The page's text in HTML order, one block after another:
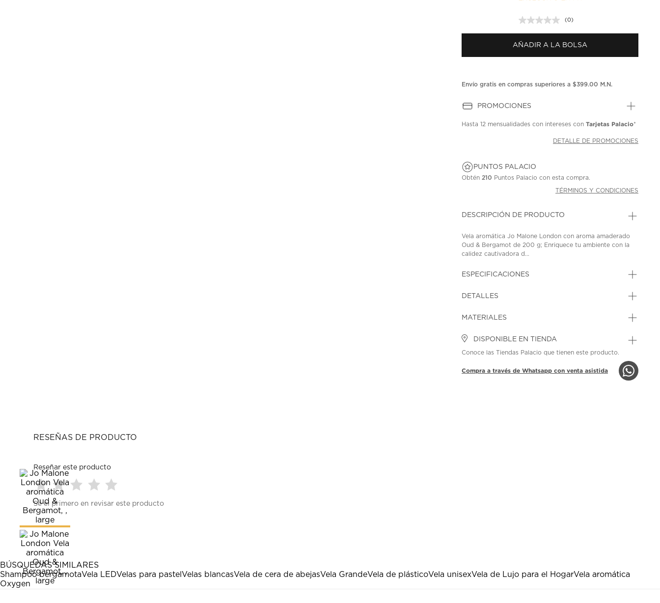
Sin
puntuación.
en
la
(0)
AÑADIR A LA BOLSA
Envío gratis en compras superiores a $399.00 M.N.
PROMOCIONES
Hasta12 mensualidades con intereses conTarjetas Palacio*
DETALLE DE PROMOCIONES
PUNTOS PALACIO
Obtén 210 Puntos Palacio con esta compra.
TÉRMINOS Y CONDICIONES
DESCRIPCIÓN DE PRODUCTO
Vela aromática Jo Malone London con aroma amaderado
Oud & Bergamot de 200 g; Enriquece tu ambiente con la
calidez cautivadora d...
ESPECIFICACIONES
DETALLES
MATERIALES
DISPONIBLE EN TIENDA
Conoce las Tiendas Palacio que tienen este producto.
Compra a través de Whatsapp con venta asistida
RESEÑAS DE PRODUCTO
Reseñar este producto
Seleccionar
para
calificar
el
artículo
con
1
estrella
Esta
acción
Seleccionar
para
calificar
el
artículo
con
2
estrellas.
Esta
acción
para
el
artículo
con
estrellas.
Esta
acción
para
estrellas.
Esta
acción
para
Esta
acción
Sé el primero en revisar este producto
BÚSQUEDAS SIMILARES
Shampoo bergamotaVela LEDVelas para pastel Velas blancasVela de cera de abejasVela GrandeVela de plásticoVela unisexVela de Lujo para el HogarVela aromática
Oxygen